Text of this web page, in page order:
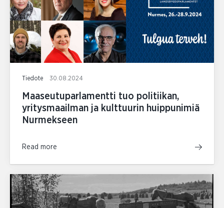
Tiedote 30.08.2024
Maaseutuparlamentti tuo politiikan,
yritysmaailman ja kulttuurin huippunimiä
Nurmekseen
Read more